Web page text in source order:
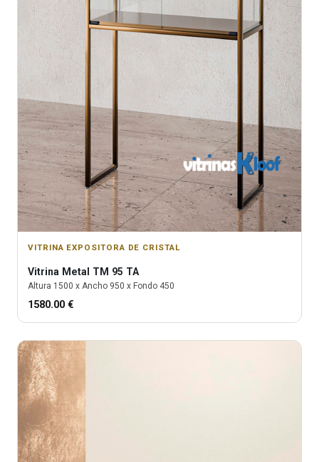
VITRINA EXPOSITORA DE CRISTAL
Vitrina Metal TM 95 TA
Altura 1500 x Ancho 950 x Fondo 450
1580.00 €